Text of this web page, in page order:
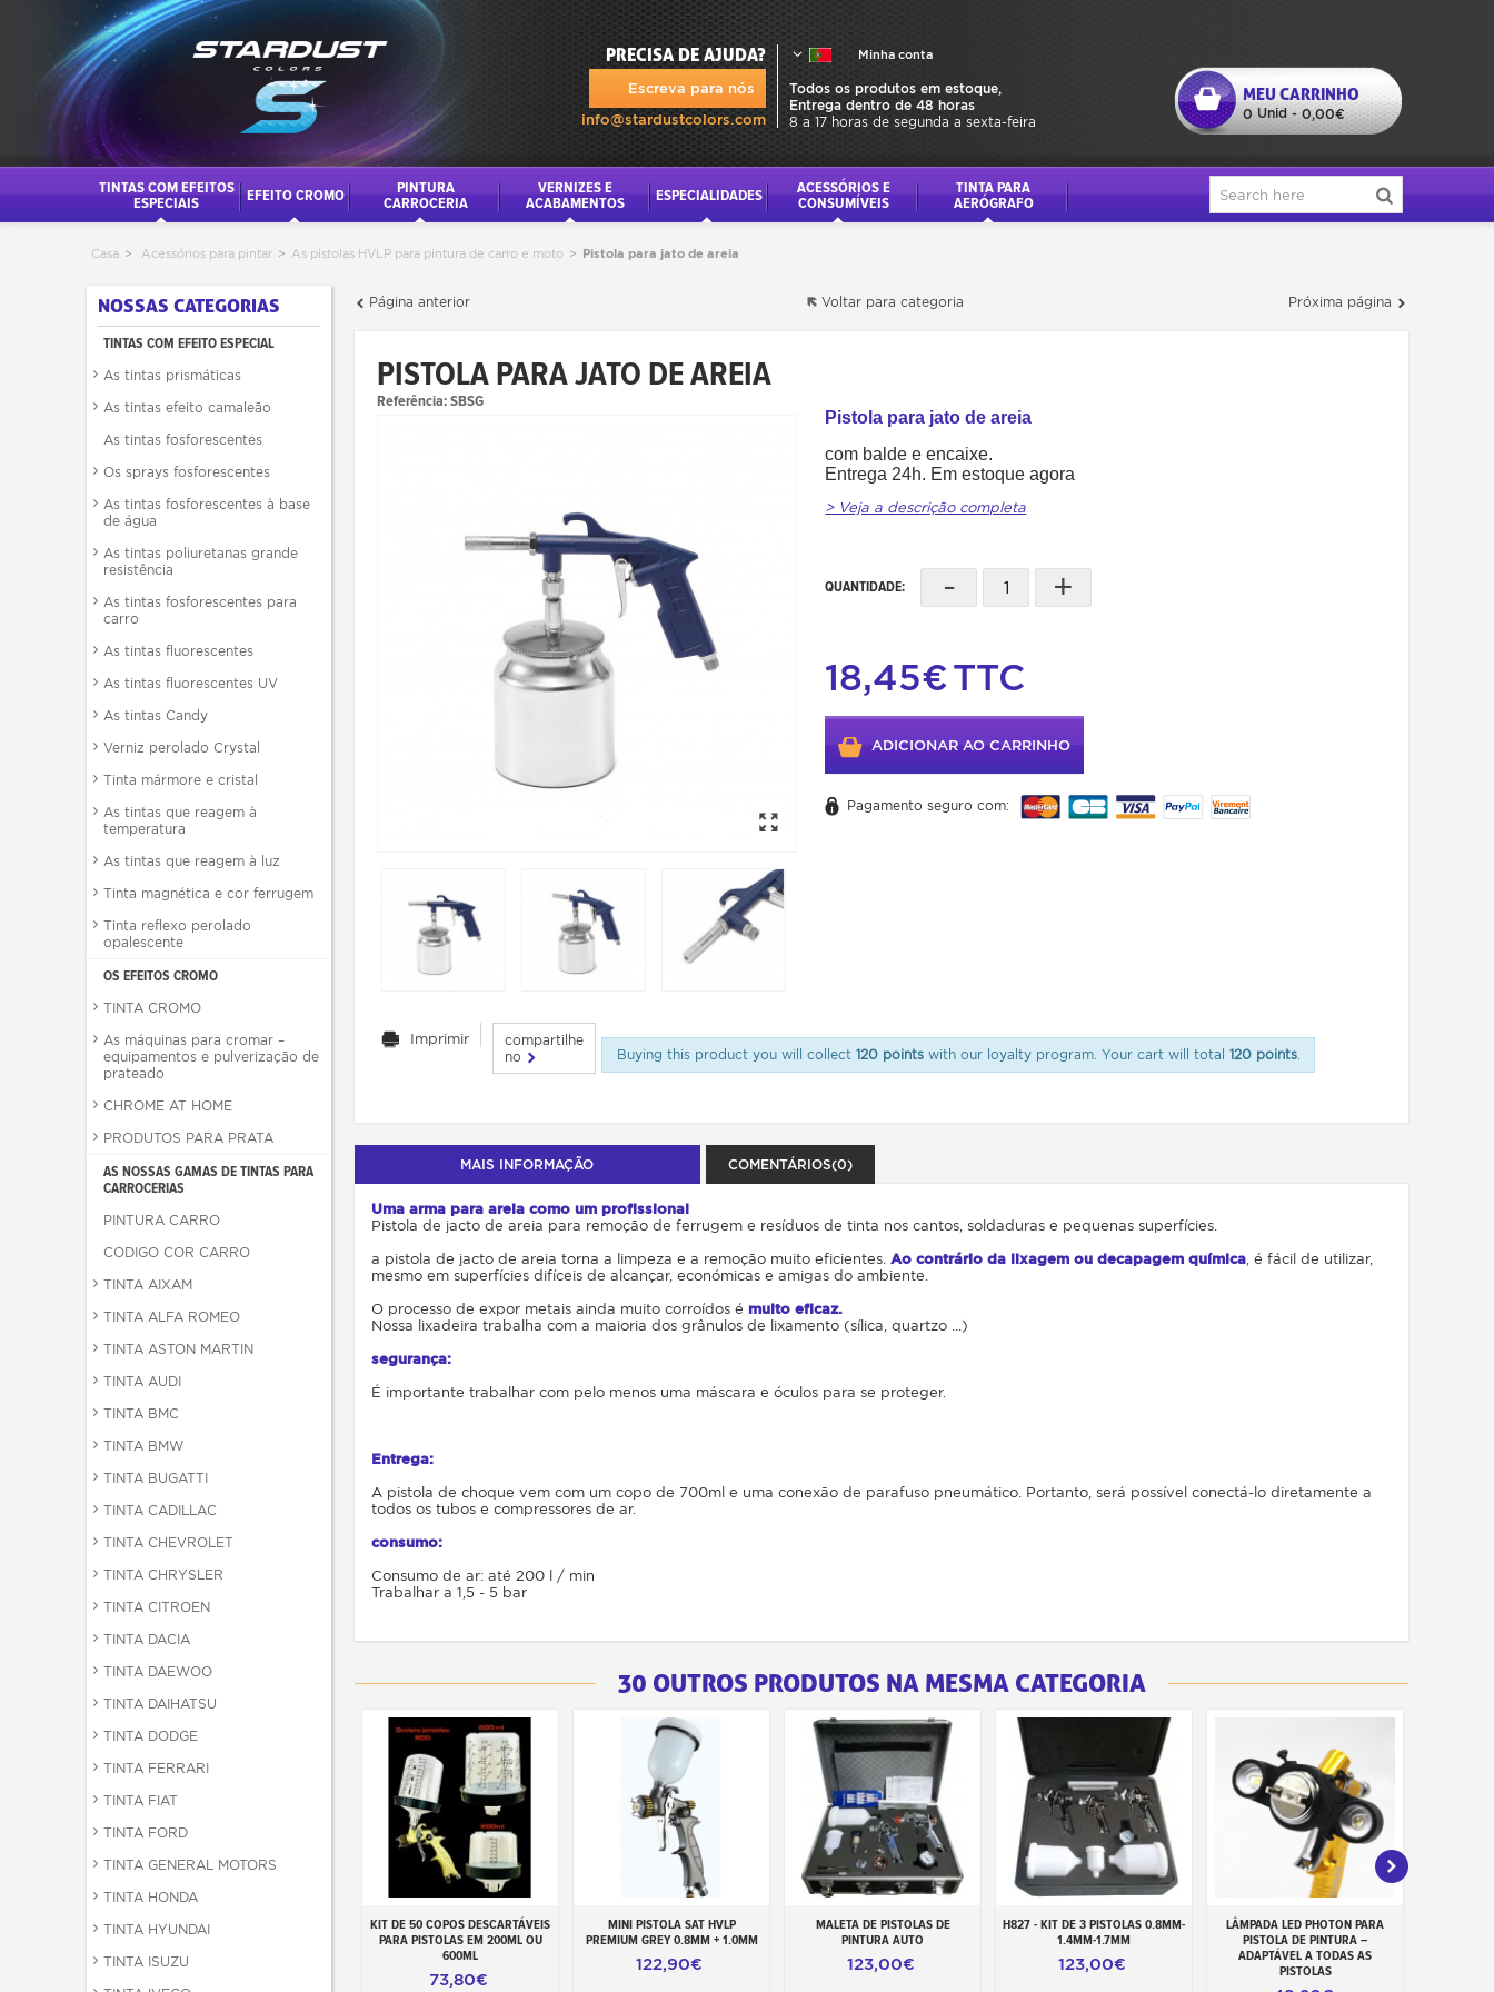
MEU CARRINHO
0 Unid - 0,00€
PRECISA DE AJUDA?
Escreva para nós
info@stardustcolors.com
Minha conta
Todos os produtos em estoque,
Entrega dentro de 48 horas
8 a 17 horas de segunda a sexta-feira
TINTAS COM EFEITOS
ESPECIAIS
EFEITO CROMO
PINTURA
CARROCERIA
VERNIZES E
ACABAMENTOS
ESPECIALIDADES
ACESSÓRIOS E
CONSUMÍVEIS
TINTA PARA
AERÓGRAFO
Casa > Acessórios para pintar > As pistolas HVLP para pintura de carro e moto > Pistola para jato de areia
NOSSAS CATEGORIAS
TINTAS COM EFEITO ESPECIAL
As tintas prismáticas
As tintas efeito camaleão
As tintas fosforescentes
Os sprays fosforescentes
As tintas fosforescentes à base
de água
As tintas poliuretanas grande
resistência
As tintas fosforescentes para
carro
As tintas fluorescentes
As tintas fluorescentes UV
As tintas Candy
Verniz perolado Crystal
Tinta mármore e cristal
As tintas que reagem à
temperatura
As tintas que reagem à luz
Tinta magnética e cor ferrugem
Tinta reflexo perolado
opalescente
OS EFEITOS CROMO
TINTA CROMO
As máquinas para cromar –
equipamentos e pulverização de
prateado
CHROME AT HOME
PRODUTOS PARA PRATA
AS NOSSAS GAMAS DE TINTAS PARA
CARROCERIAS
PINTURA CARRO
CODIGO COR CARRO
TINTA AIXAM
TINTA ALFA ROMEO
TINTA ASTON MARTIN
TINTA AUDI
TINTA BMC
TINTA BMW
TINTA BUGATTI
TINTA CADILLAC
TINTA CHEVROLET
TINTA CHRYSLER
TINTA CITROEN
TINTA DACIA
TINTA DAEWOO
TINTA DAIHATSU
TINTA DODGE
TINTA FERRARI
TINTA FIAT
TINTA FORD
TINTA GENERAL MOTORS
TINTA HONDA
TINTA HYUNDAI
TINTA ISUZU
Página anterior Próxima página
Voltar para categoria
PISTOLA PARA JATO DE AREIA
Referência:SBSG
Pistola para jato de areia
com balde e encaixe.
Entrega 24h. Em estoque agora
> Veja a descrição completa
QUANTIDADE: - +
18,45€TTC
ADICIONAR AO CARRINHO
Pagamento seguro com:
Imprimir
compartilhe
no
Buying this product you will collect 120 pointswith our loyalty program. Your cart will total 120 points.
MAIS INFORMAÇÃO COMENTÁRIOS(0)
Uma arma para areia como um profissional
Pistola de jacto de areia para remoção de ferrugem e resíduos de tinta nos cantos, soldaduras e pequenas superfícies.
a pistola de jacto de areia torna a limpeza e a remoção muito eficientes. Ao contrário da lixagem ou decapagem química , é fácil de utilizar,
mesmo em superfícies difíceis de alcançar, económicas e amigas do ambiente.
O processo de expor metais ainda muito corroídos é muito eficaz.
Nossa lixadeira trabalha com a maioria dos grânulos de lixamento (sílica, quartzo ...)
segurança:
É importante trabalhar com pelo menos uma máscara e óculos para se proteger.
Entrega:
A pistola de choque vem com um copo de 700ml e uma conexão de parafuso pneumático. Portanto, será possível conectá-lo diretamente a
todos os tubos e compressores de ar.
consumo:
Consumo de ar: até 200 l / min
Trabalhar a 1,5 - 5 bar
30 OUTROS PRODUTOS NA MESMA CATEGORIA
Adicionar ao carrinho
KIT DE 50 COPOS DESCARTÁVEIS
PARA PISTOLAS EM 200ML OU
600ML
73,80€
Adicionar ao carrinho
MINI PISTOLA SAT HVLP
PREMIUM GREY 0.8MM + 1.0MM
122,90€
Adicionar ao carrinho
MALETA DE PISTOLAS DE
PINTURA AUTO
123,00€
Adicionar ao carrinho
H827 - KIT DE 3 PISTOLAS 0.8MM-
1.4MM-1.7MM
123,00€
Adicionar ao carrinho
LÂMPADA LED PHOTON PARA
PISTOLA DE PINTURA –
ADAPTÁVEL A TODAS AS
PISTOLAS